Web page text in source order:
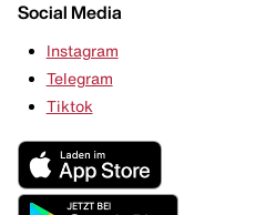
Social Media
Instagram
Telegram
Tiktok